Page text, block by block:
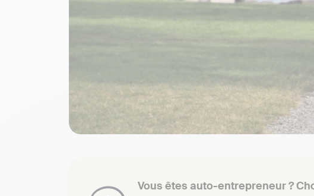
Vous êtes auto-entrepreneur ?